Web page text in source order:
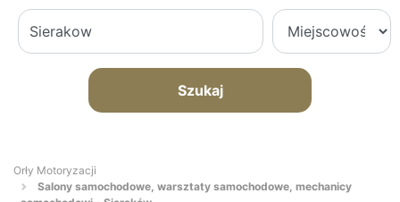
Szukaj
Orły Motoryzacji
Salony samochodowe, warsztaty samochodowe, mechanicy